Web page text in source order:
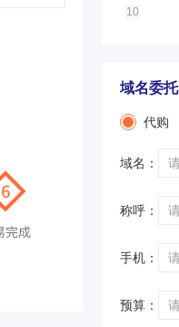
10
域名委托
代购
域名：
称呼：
手机：
预算：